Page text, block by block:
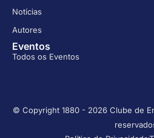
Notícias
Autores
Eventos
Todos os Eventos
© Copyright 1880 - 2026 Clube de